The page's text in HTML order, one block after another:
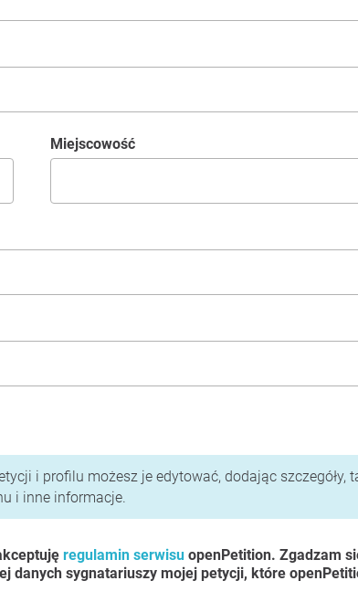
Miejscowość
prywatności
i profilu możesz je edytować, dodając szczegóły,
i inne informacje.
regulamin serwisu openPetition. Zgadzam
danych sygnatariuszy mojej petycji, które